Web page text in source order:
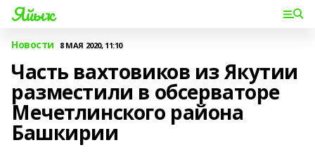
Яйыҡ
Новости 8 МАЯ 2020, 11:10
Часть вахтовиков из Якутии
разместили в обсерваторе
Мечетлинского района
Башкирии